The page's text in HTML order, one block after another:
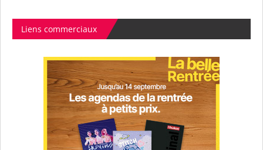
Liens commerciaux